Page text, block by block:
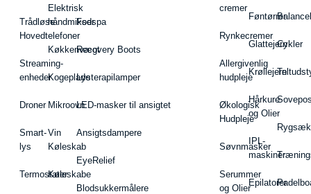
Trådløse
Hovedtelefoner
Streaming-
enheder
Droner
Smart-
lys
Termostater
Elektrisk
håndmikser
Køkkenvægt
Kogeplade
Mikroovn
Vin
Køleskab
Køleskabe
Fodspa
Recovery Boots
Lysterapilamper
LED-masker til ansigtet
Ansigtsdampere
EyeRelief
Blodsukkermålere
cremer
Rynkecremer
Allergivenlig
hudpleje
Økologisk
Hudpleje
Søvnmasker
Serummer
og Olier
Føntørrer
Glattejern
Krøllejern
Hårkure
og Olier
IPL-
maskiner
Epilatorer
Cykler